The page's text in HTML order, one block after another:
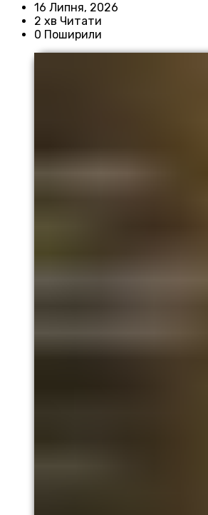
16 Липня, 2026
2 хв Читати
0 Поширили